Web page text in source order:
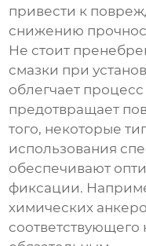
привести к
снижению
Не стоит
смазки при
облегчает процесс
предотвращает
того, некоторые
использования
обеспечивают
фиксации.
химических
соответствующего